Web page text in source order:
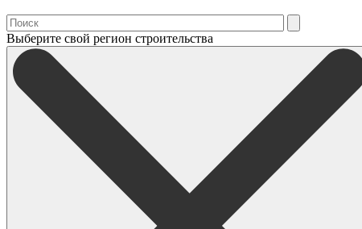
Выберите свой регион строительства